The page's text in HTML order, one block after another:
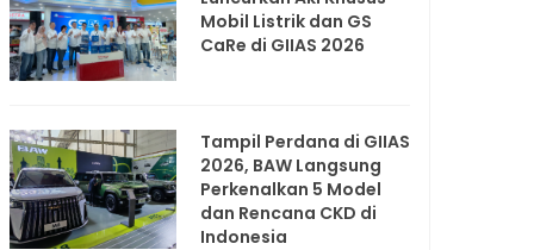
Mobil Listrik dan GS
CaRe di GIIAS 2026
Tampil Perdana di GIIAS
2026, BAW Langsung
Perkenalkan 5 Model
dan Rencana CKD di
Indonesia